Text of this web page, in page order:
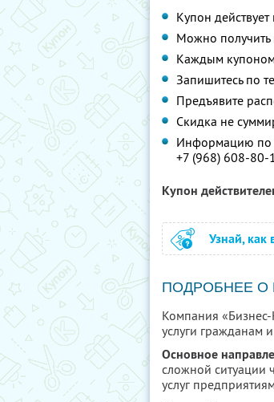
Купон
Можно получить
Каждым купоном
Запишитесь по
Предъявите
Скидка не
Информацию по
+7 (968) 608-80-
Купон
Узнай, как
ПОДРОБНЕЕ
Компания
услуги гражданам
Основное
сложной ситуации
услуг